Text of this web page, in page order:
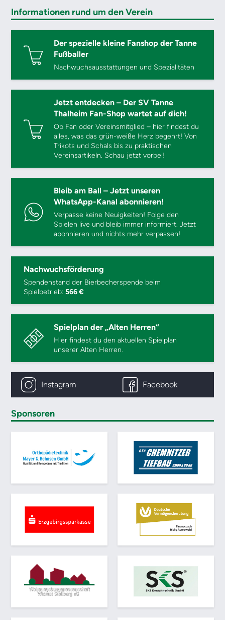
Informationen rund um den Verein
Der spezielle kleine Fanshop der Tanne
Fußballer
Nachwuchsausstattungen und Spezialitäten
Jetzt entdecken – Der SV Tanne
Thalheim Fan-Shop wartet auf dich!
Ob Fan oder Vereinsmitglied – hier findest du
alles, was das grün-weiße Herz begehrt! Von
Trikots und Schals bis zu praktischen
Vereinsartikeln. Schau jetzt vorbei!
Bleib am Ball – Jetzt unseren
WhatsApp-Kanal abonnieren!
Verpasse keine Neuigkeiten! Folge den
Spielen live und bleib immer informiert. Jetzt
abonnieren und nichts mehr verpassen!
Nachwuchsförderung
Spendenstand der Bierbecherspende beim
Spielbetrieb:566 €
Spielplan der „Alten Herren“
Hier findest du den aktuellen Spielplan
unserer Alten Herren.
Instagram Facebook
Sponsoren